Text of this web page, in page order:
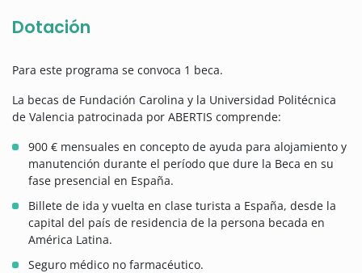
Dotación
Para este programa se convoca 1 beca.
La becas de Fundación Carolina y la Universidad Politécnica
de Valencia patrocinada por ABERTIS comprende:
900 € mensuales en concepto de ayuda para alojamiento y
manutención durante el período que dure la Beca en su
fase presencial en España.
Billete de ida y vuelta en clase turista a España, desde la
capital del país de residencia de la persona becada en
América Latina.
Seguro médico no farmacéutico.